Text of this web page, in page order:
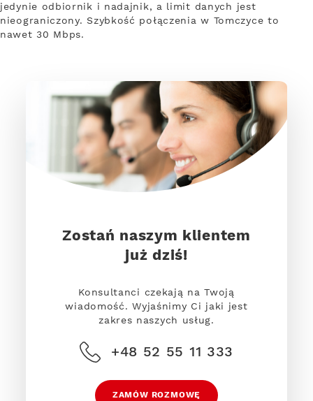
jedynie odbiornik i nadajnik, a limit danych jest
nieograniczony. Szybkość połączenia w Tomczyce to
nawet 30 Mbps.
Zostań naszym klientem
już dziś!
Konsultanci czekają na Twoją
wiadomość. Wyjaśnimy Ci jaki jest
zakres naszych usług.
+48 52 55 11 333
ZAMÓW ROZMOWĘ